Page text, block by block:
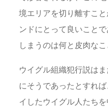
境エリアを切り離すこ
ンドにとって良いこと
しまうのは何と皮肉なこ
ウイグル組織犯行説は
にそうであったとすれ
イしたウイグル人たち